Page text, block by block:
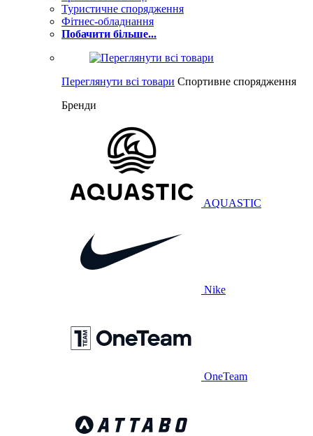
Туристичне спорядження
Фітнес-обладнання
Побачити більше...
Переглянути всі товари Спортивне спорядження
Бренди
AQUASTIC
Nike
OneTeam